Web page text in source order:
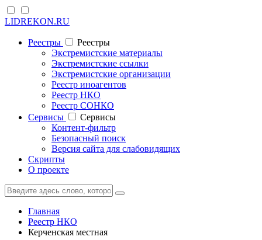
LIDREKON.RU
Реестры
Реестры
Экстремистские материалы
Экстремистские ссылки
Экстремистские организации
Реестр иноагентов
Реестр НКО
Реестр СОНКО
Cервисы
Cервисы
Контент-фильтр
Безопасный поиск
Версия сайта для слабовидящих
Скрипты
О проекте
Главная
Реестр НКО
Керченская местная